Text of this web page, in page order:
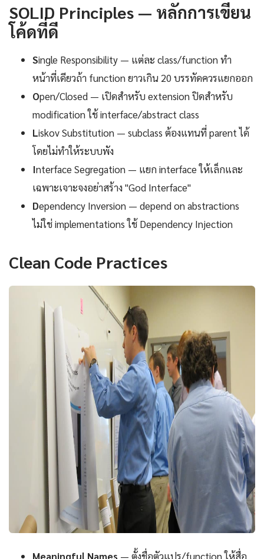
SOLID Principles — หลักการเขียน
โค้ดที่ดี
Single Responsibility — แต่ละ class/function ทำ
หน้าที่เดียวถ้า function ยาวเกิน 20 บรรทัดควรแยกออก
Open/Closed — เปิดสำหรับ extension ปิดสำหรับ
modification ใช้ interface/abstract class
Liskov Substitution — subclass ต้องแทนที่ parent ได้
โดยไม่ทำให้ระบบพัง
Interface Segregation — แยก interface ให้เล็กและ
เฉพาะเจาะจงอย่าสร้าง "God Interface"
Dependency Inversion — depend on abstractions
ไม่ใช่ implementations ใช้ Dependency Injection
Clean Code Practices
Meaningful Names — ตั้งชื่อตัวแปร/function ให้สื่อ